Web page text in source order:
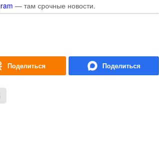
— там срочные новости.